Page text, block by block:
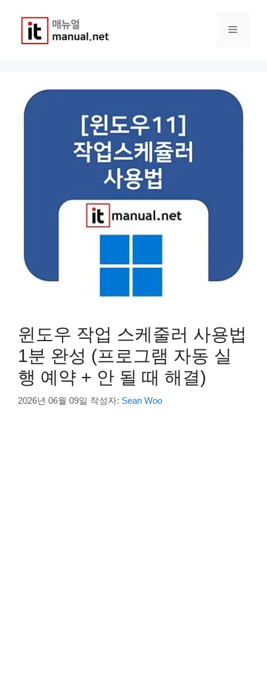
메
윈도우 작업 스케줄러 사용법
1분 완성 (프로그램 자동 실
행 예약 + 안 될 때 해결)
2026년 06월 09일 작성자: Sean Woo